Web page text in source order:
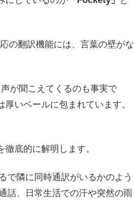
の翻訳機能には、言葉の壁がな
が聞こえてくるのも事実で
いベールに包まれています。
底的に解明します。
で隣に同時通訳がいるかのよう
話、日常生活での汗や突然の雨